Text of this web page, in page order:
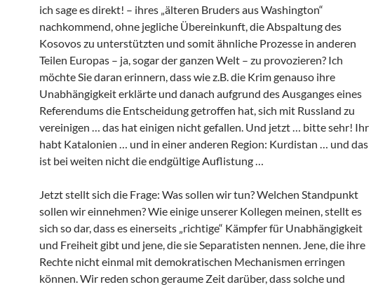
ich sage es direkt! – ihres „älteren Bruders aus Washington“
nachkommend, ohne jegliche Übereinkunft, die Abspaltung des
Kosovos zu unterstützten und somit ähnliche Prozesse in anderen
Teilen Europas – ja, sogar der ganzen Welt – zu provozieren? Ich
möchte Sie daran erinnern, dass wie z.B. die Krim genauso ihre
Unabhängigkeit erklärte und danach aufgrund des Ausganges eines
Referendums die Entscheidung getroffen hat, sich mit Russland zu
vereinigen … das hat einigen nicht gefallen. Und jetzt … bitte sehr! Ihr
habt Katalonien … und in einer anderen Region: Kurdistan … und das
ist bei weiten nicht die endgültige Auflistung …
Jetzt stellt sich die Frage: Was sollen wir tun? Welchen Standpunkt
sollen wir einnehmen? Wie einige unserer Kollegen meinen, stellt es
sich so dar, dass es einerseits „richtige“ Kämpfer für Unabhängigkeit
und Freiheit gibt und jene, die sie Separatisten nennen. Jene, die ihre
Rechte nicht einmal mit demokratischen Mechanismen erringen
können. Wir reden schon geraume Zeit darüber, dass solche und